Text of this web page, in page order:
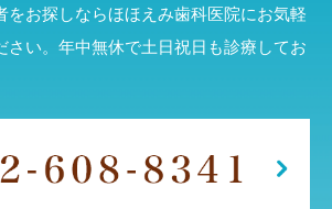
をお探しならほほえみ歯科医院にお気軽
さい。年中無休で土日祝日も診療してお